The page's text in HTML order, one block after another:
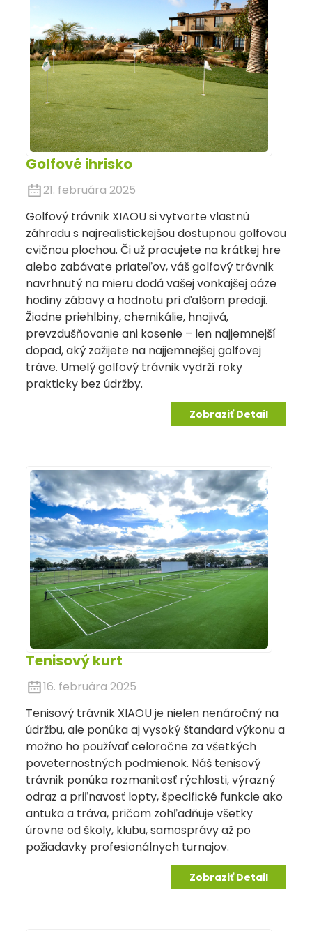
Golfové ihrisko
21. februára 2025
Golfový trávnik XIAOU si vytvorte vlastnú
záhradu s najrealistickejšou dostupnou golfovou
cvičnou plochou. Či už pracujete na krátkej hre
alebo zabávate priateľov, váš golfový trávnik
navrhnutý na mieru dodá vašej vonkajšej oáze
hodiny zábavy a hodnotu pri ďalšom predaji.
Žiadne priehlbiny, chemikálie, hnojivá,
prevzdušňovanie ani kosenie – len najjemnejší
dopad, aký zažijete na najjemnejšej golfovej
tráve. Umelý golfový trávnik vydrží roky
prakticky bez údržby.
Zobraziť Detail
Tenisový kurt
16. februára 2025
Tenisový trávnik XIAOU je nielen nenáročný na
údržbu, ale ponúka aj vysoký štandard výkonu a
možno ho používať celoročne za všetkých
poveternostných podmienok. Náš tenisový
trávnik ponúka rozmanitosť rýchlosti, výrazný
odraz a priľnavosť lopty, špecifické funkcie ako
antuka a tráva, pričom zohľadňuje všetky
úrovne od školy, klubu, samosprávy až po
požiadavky profesionálnych turnajov.
Zobraziť Detail